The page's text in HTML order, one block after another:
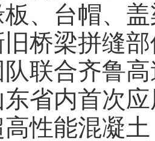
、台帽、
桥梁拼缝
联合齐鲁
省内首次
性能混凝